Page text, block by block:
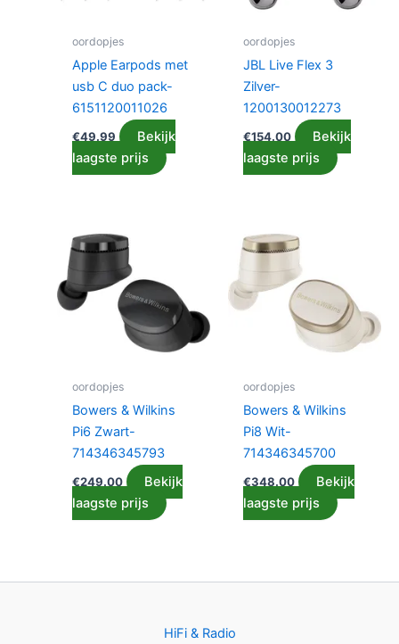
oordopjes
Apple Earpods met
usb C duo pack-
6151120011026
€49.99
Bekijk
laagste prijs
oordopjes
JBL Live Flex 3
Zilver-
1200130012273
€154.00
Bekijk
laagste prijs
oordopjes
Bowers & Wilkins
Pi6 Zwart-
714346345793
€249.00
Bekijk
laagste prijs
oordopjes
Bowers & Wilkins
Pi8 Wit-
714346345700
€348.00
Bekijk
laagste prijs
HiFi & Radio